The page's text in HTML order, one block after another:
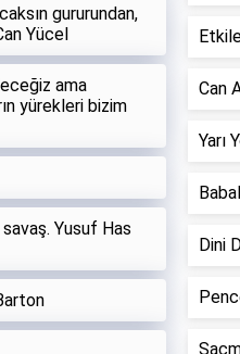
gururundan,
Yücel
ama
yürekleri bizim
Yusuf Has
Can
Yarı
Dini